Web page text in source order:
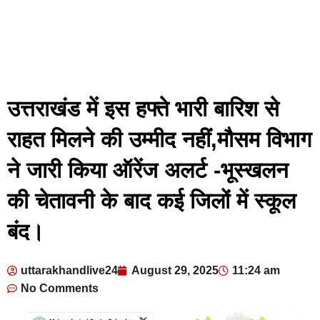
उत्तराखंड में इस हफ्ते भारी बारिश से
राहत मिलने की उम्मीद नहीं,मौसम विभाग
ने जारी किया ऑरेंज अलर्ट -भूस्खलन
की चेतावनी के बाद कई जिलों में स्कूल
बंद।
uttarakhandlive24 August 29, 2025
11:24 am
No Comments